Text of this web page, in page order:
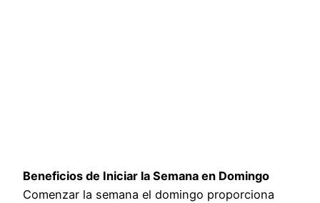
Beneficios de Iniciar la Semana en Domingo
Comenzar la semana el domingo proporciona